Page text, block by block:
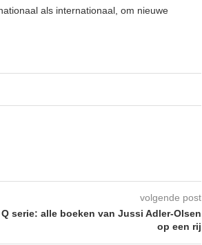
als internationaal, om nieuwe
volgende post
serie: alle boeken van Jussi Adler-Olsen
op een rij